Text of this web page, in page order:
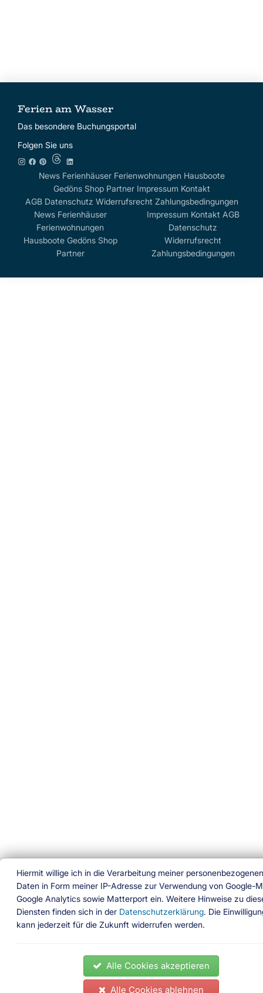
Hiermit willige ich in die Verarbeitung meiner personenbezogenen
Daten in Form meiner IP-Adresse zur Verwendung von Google-
Google Analytics sowie Matterport ein. Weitere Hinweise zu
Diensten finden sich in der Datenschutzerklärung. Die
kann jederzeit für die Zukunft widerrufen werden.
Alle Cookies akzeptieren
Alle Cookies ablehnen
Ferien am Wasser
Das besondere Buchungsportal
Folgen Sie uns
News Ferienhäuser Ferienwohnungen Hausboote
Gedöns Shop Partner Impressum Kontakt
AGB Datenschutz Widerrufsrecht Zahlungsbedingungen
News Ferienhäuser
Ferienwohnungen
Hausboote Gedöns Shop
Partner
Impressum Kontakt AGB
Datenschutz
Widerrufsrecht
Zahlungsbedingungen